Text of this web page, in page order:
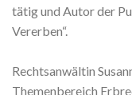
tätig und Autor der
Vererben“.
Rechtsanwältin
Themenbereich